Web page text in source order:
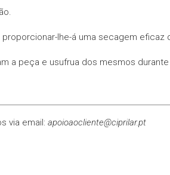
lhe-á uma secagem eficaz
a peça e usufrua dos mesmos durante
via email: apoioaocliente@ciprilar.pt